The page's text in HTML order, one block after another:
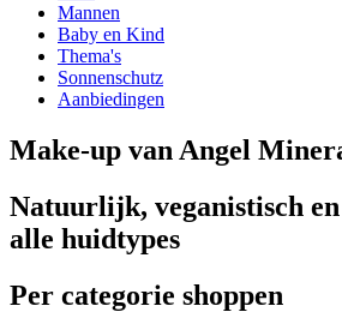
Mannen
Baby en Kind
Thema's
Sonnenschutz
Aanbiedingen
Make-up van Angel
Natuurlijk, veganistisch
alle huidtypes
Per categorie shoppen